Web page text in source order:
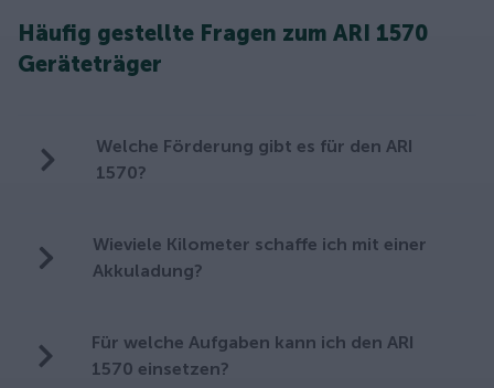
Häufig gestellte Fragen zum ARI 1570
Geräteträger
Welche Förderung gibt es für den ARI
1570?
Wieviele Kilometer schaffe ich mit einer
Akkuladung?
Für welche Aufgaben kann ich den ARI
1570 einsetzen?